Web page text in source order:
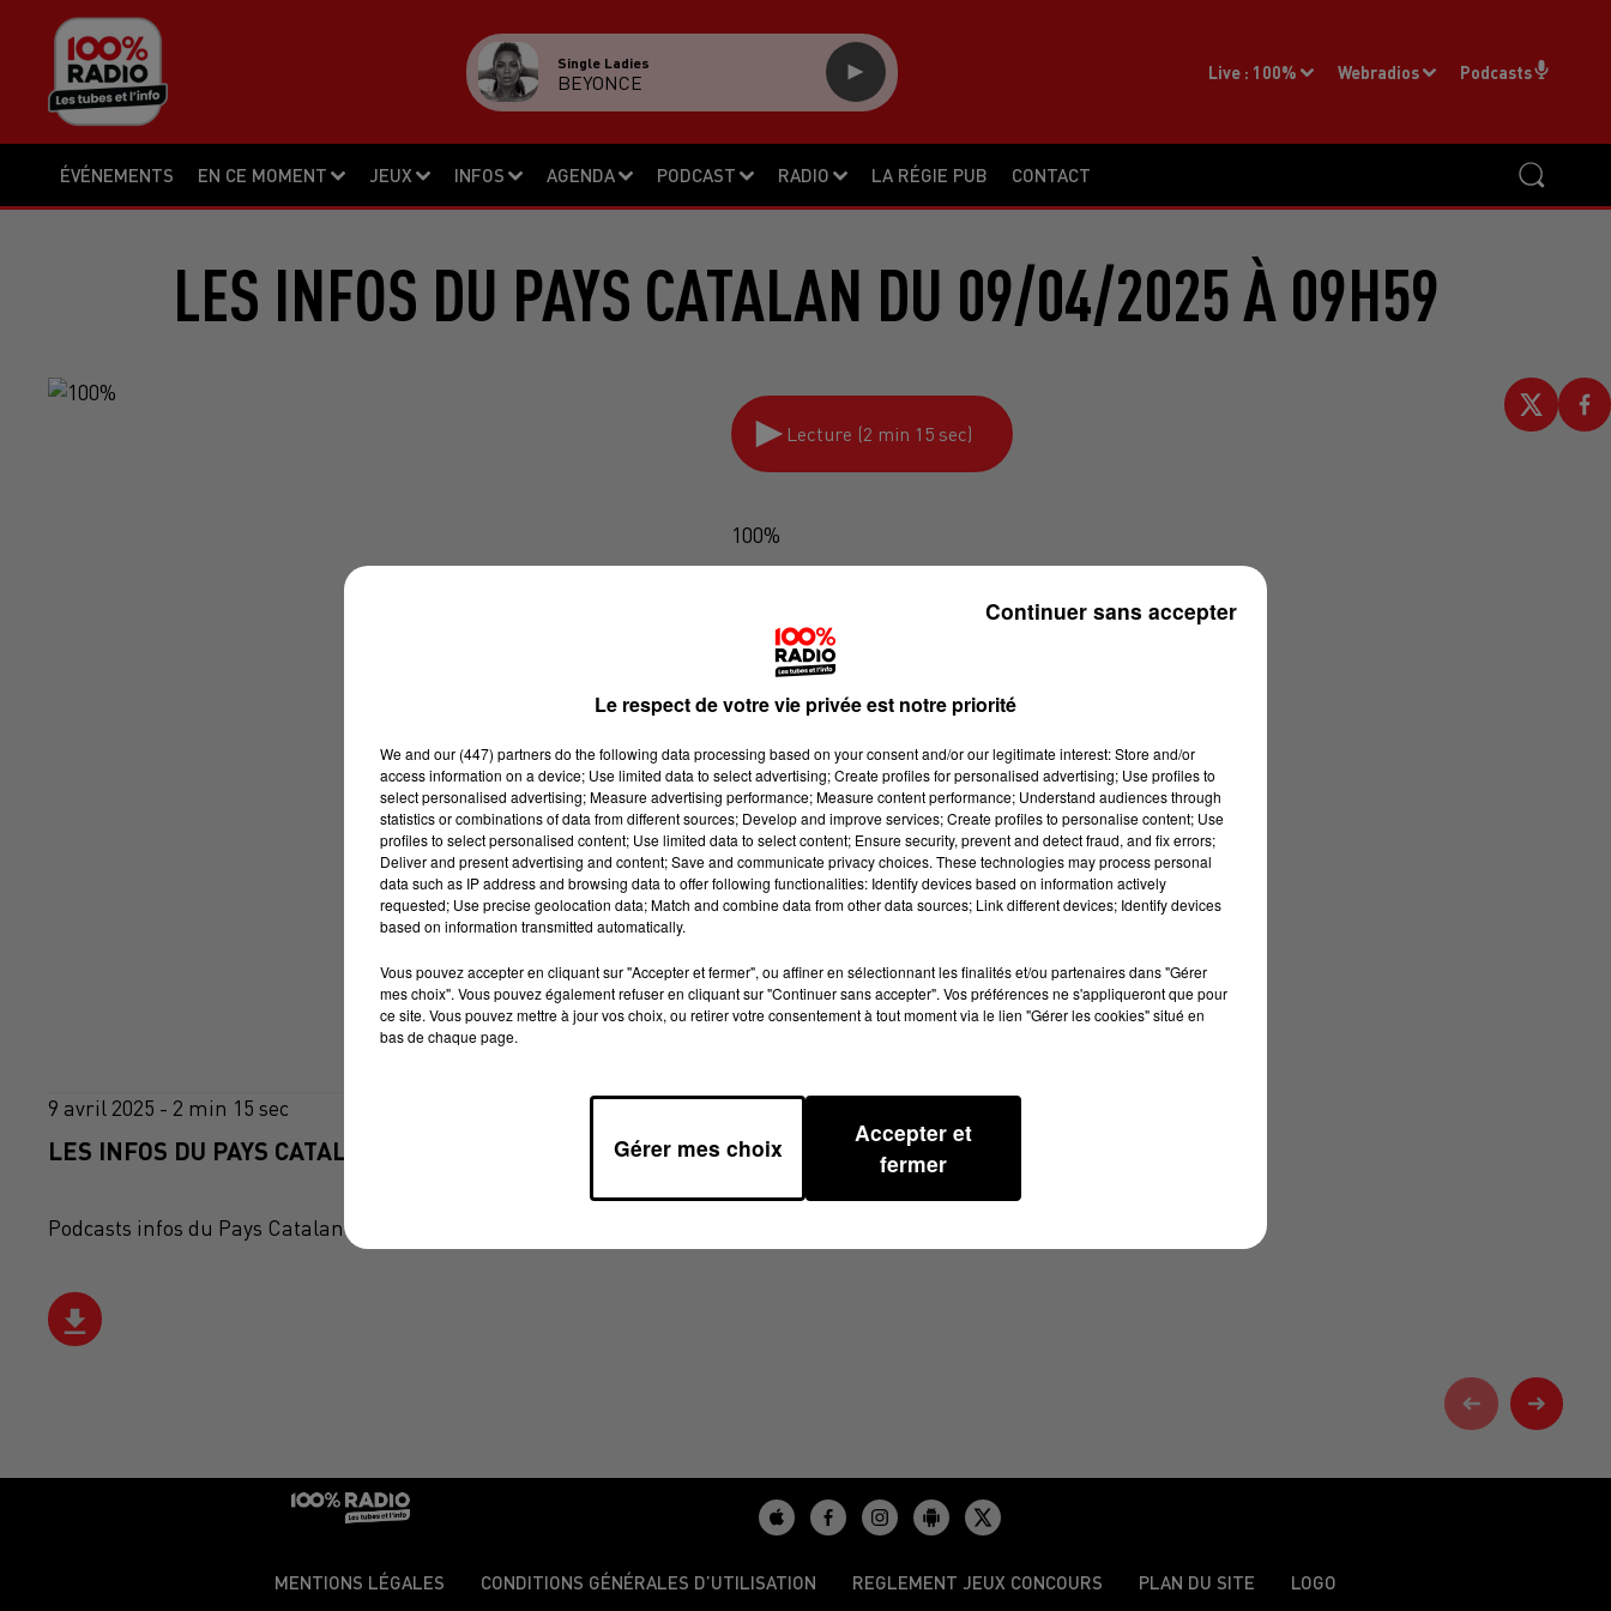
ÉVÉNEMENTS EN CE MOMENT JEUX INFOS AGENDA PODCAST RADIO LA RÉGIE PUB CONTACT
Live : 100% Webradios Podcasts
Single Ladies
BEYONCE
LES INFOS DU PAYS CATALAN DU 09/04/2025 À 09H59
Lecture (2 min 15 sec)
100%
9 avril 2025 - 2 min 15 sec
LES INFOS DU PAYS CATALAN DU 09/04/2025 À 09H59
Podcasts infos du Pays Catalan
MENTIONS LÉGALES CONDITIONS GÉNÉRALES D’UTILISATION REGLEMENT JEUX CONCOURS PLAN DU SITE LOGO
Le respect de votre vie privée est notre priorité
We and our (447) partnersdo the following data processing based on your consent and/or our legitimate interest: Store and/or
access information on a device; Use limited data to select advertising; Create profiles for personalised advertising; Use profiles to
select personalised advertising; Measure advertising performance; Measure content performance; Understand audiences through
statistics or combinations of data from different sources; Develop and improve services; Create profiles to personalise content; Use
profiles to select personalised content; Use limited data to select content; Ensure security, prevent and detect fraud, and fix errors;
Deliver and present advertising and content; Save and communicate privacy choices. These technologies may process personal
data such as IP address and browsing data to offer following functionalities: Identify devices based on information actively
requested; Use precise geolocation data; Match and combine data from other data sources; Link different devices; Identify devices
based on information transmitted automatically.
Vous pouvez accepter en cliquant sur "Accepter et fermer", ou affiner en sélectionnant les finalités et/ou partenaires dans "Gérer
mes choix". Vous pouvez également refuser en cliquant sur "Continuer sans accepter". Vos préférences ne s'appliqueront que pour
ce site. Vous pouvez mettre à jour vos choix, ou retirer votre consentement à tout moment via le lien "Gérer les cookies" situé en
bas de chaque page.
Gérer mes choix
Accepter et
fermer
Continuer sans accepter